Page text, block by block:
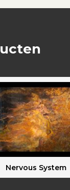
Nervous System